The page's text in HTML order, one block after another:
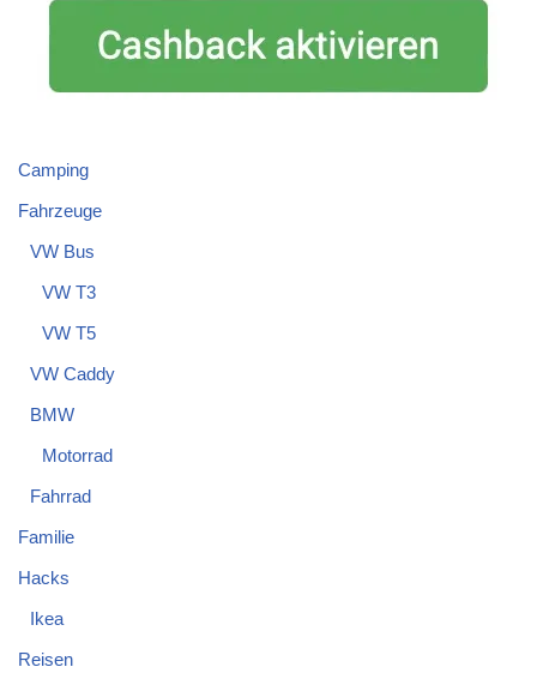
Camping
Fahrzeuge
VW Bus
VW T3
VW T5
VW Caddy
BMW
Motorrad
Fahrrad
Familie
Hacks
Ikea
Reisen